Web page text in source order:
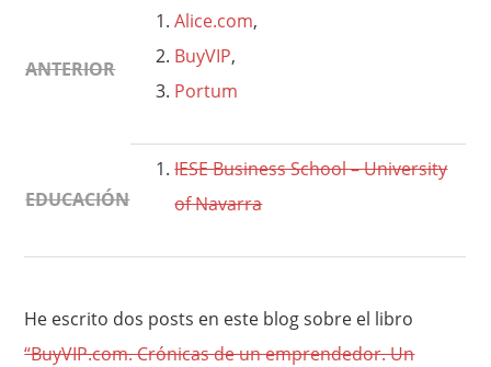
ANTERIOR
Alice.com,
BuyVIP,
Portum
EDUCACIÓN
IESE Business School – University
of Navarra
He escrito dos posts en este blog sobre el libro
“BuyVIP.com. Crónicas de un emprendedor. Un